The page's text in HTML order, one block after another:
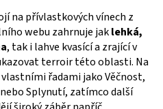
na přívlastkových vínech z
webu zahrnuje jaklehká,
, tak i lahve kvasící a zrající v
terroir této oblasti. Na
řadami jako Věčnost,
Splynutí, zatímco další